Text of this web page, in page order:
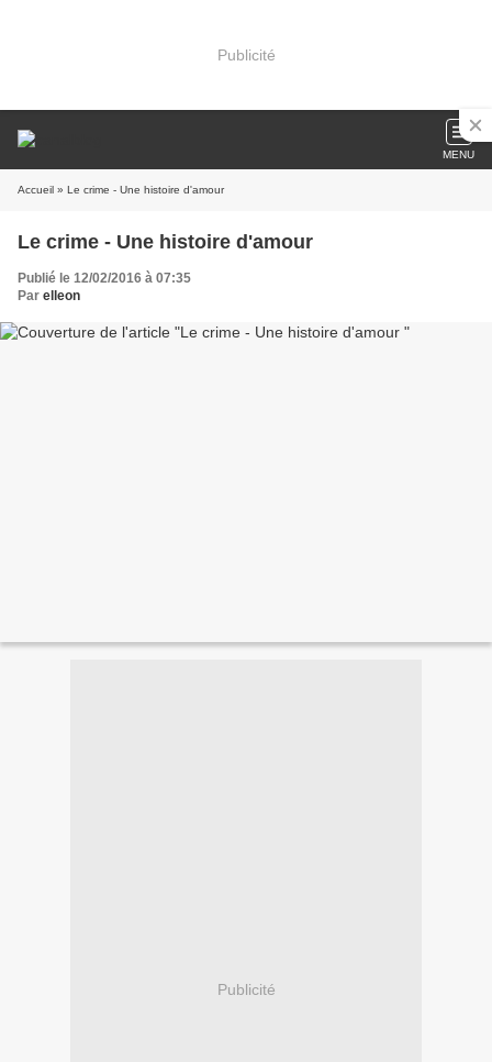
Publicité
MENU
Accueil » Le crime - Une histoire d'amour
Le crime - Une histoire d'amour
Publié le 12/02/2016 à 07:35
Par elleon
Publicité